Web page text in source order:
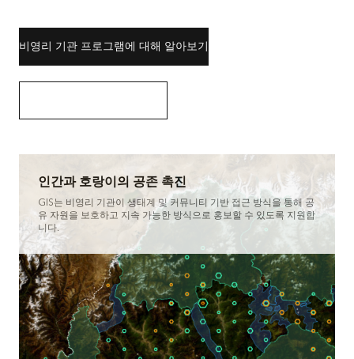
비영리 기관 프로그램에 대해 알아보기
인간과 호랑이의 공존 촉진
GIS는 비영리 기관이 생태계 및 커뮤니티 기반 접근 방식을 통해 공
유 자원을 보호하고 지속 가능한 방식으로 홍보할 수 있도록 지원합
니다.